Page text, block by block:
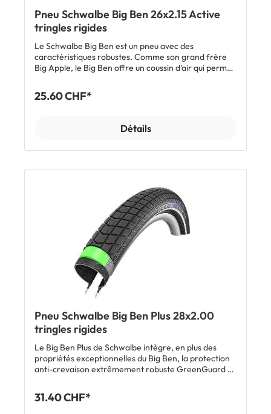
Pneu Schwalbe Big Ben 26x2.15 Active
tringles rigides
Le Schwalbe Big Ben est un pneu avec des
caractéristiques robustes. Comme son grand frère
Big Apple, le Big Ben offre un coussin d'air qui permet
Ton pneu ballon roule très facilement! Afficher tous
les modèles Schwalbe Big Ben / Big Ben Plus
25.60 CHF*
Détails
Pneu Schwalbe Big Ben Plus 28x2.00
tringles rigides
Le Big Ben Plus de Schwalbe intègre, en plus des
propriétés exceptionnelles du Big Ben, la protection
anti-crevaison extrêmement robuste GreenGuard 3
ainsi prêt à relever tous les défis tout en supportant
des charges élevées. Il est en outre certifié ECE-R75
31.40 CHF*